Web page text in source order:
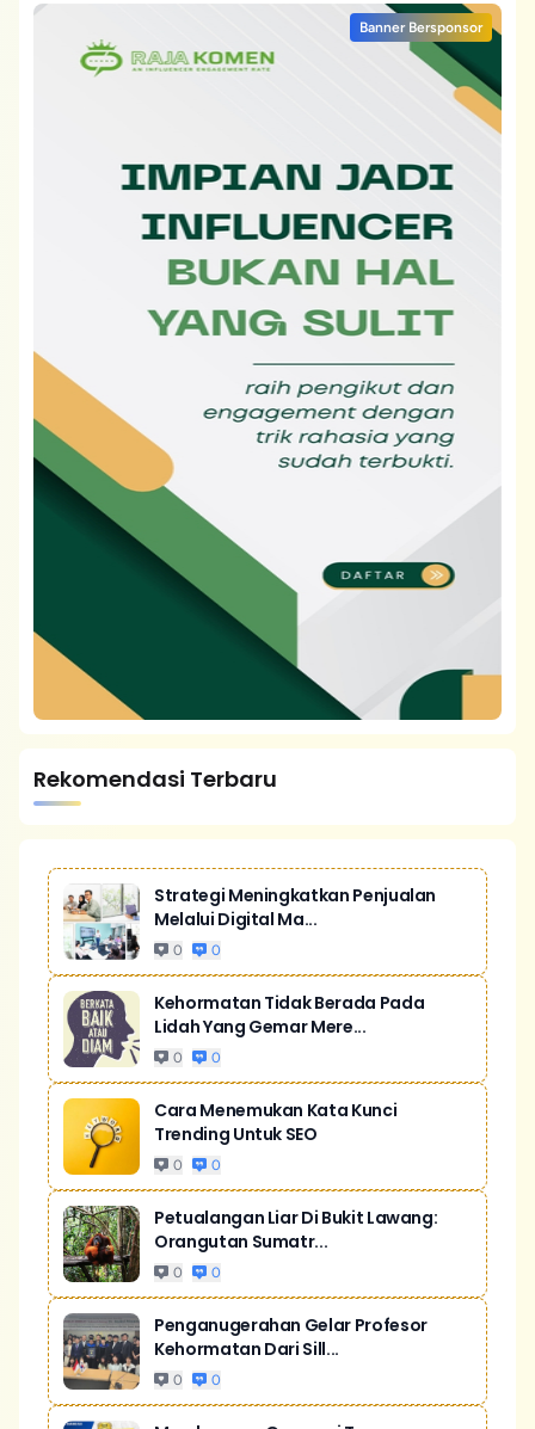
Banner Bersponsor
Rekomendasi Terbaru
Strategi Meningkatkan Penjualan
Melalui Digital Ma...
0 0
Kehormatan Tidak Berada Pada
Lidah Yang Gemar Mere...
0 0
Cara Menemukan Kata Kunci
Trending Untuk SEO
0 0
Petualangan Liar Di Bukit Lawang:
Orangutan Sumatr...
0 0
Penganugerahan Gelar Profesor
Kehormatan Dari Sill...
0 0